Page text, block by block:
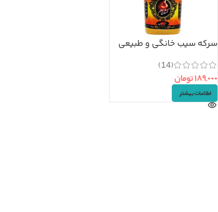
سرکه سیب خانگی و طبیعی
(14)
۱۸۹,۰۰۰تومان
اطلاعات بیشتر